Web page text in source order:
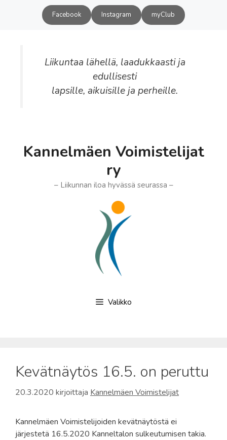
Facebook Instagram myClub
Liikuntaa lähellä, laadukkaasti ja
edullisesti
lapsille, aikuisille ja perheille.
Kannelmäen Voimistelijat
ry
– Liikunnan iloa hyvässä seurassa –
Valikko
Kevätnäytös 16.5. on peruttu
20.3.2020 kirjoittaja Kannelmäen Voimistelijat
Kannelmäen Voimistelijoiden kevätnäytöstä ei
järjestetä 16.5.2020 Kanneltalon sulkeutumisen takia.